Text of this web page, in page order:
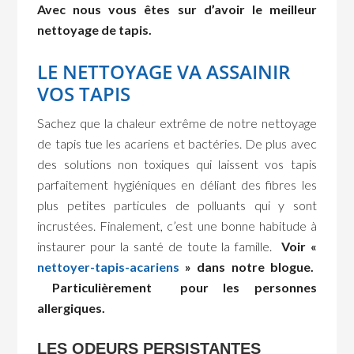
Avec nous vous êtes sur d’avoir le meilleur
nettoyage de tapis.
LE NETTOYAGE VA ASSAINIR
VOS TAPIS
Sachez que la chaleur extrême de notre nettoyage
de tapis tue les acariens et bactéries. De plus avec
des solutions non toxiques qui laissent vos tapis
parfaitement hygiéniques en déliant des fibres les
plus petites particules de polluants qui y sont
incrustées. Finalement, c’est une bonne habitude à
instaurer pour la santé de toute la famille. Voir «
nettoyer-tapis-acariens » dans notre blogue.
Particulièrement pour les personnes
allergiques.
LES ODEURS PERSISTANTES